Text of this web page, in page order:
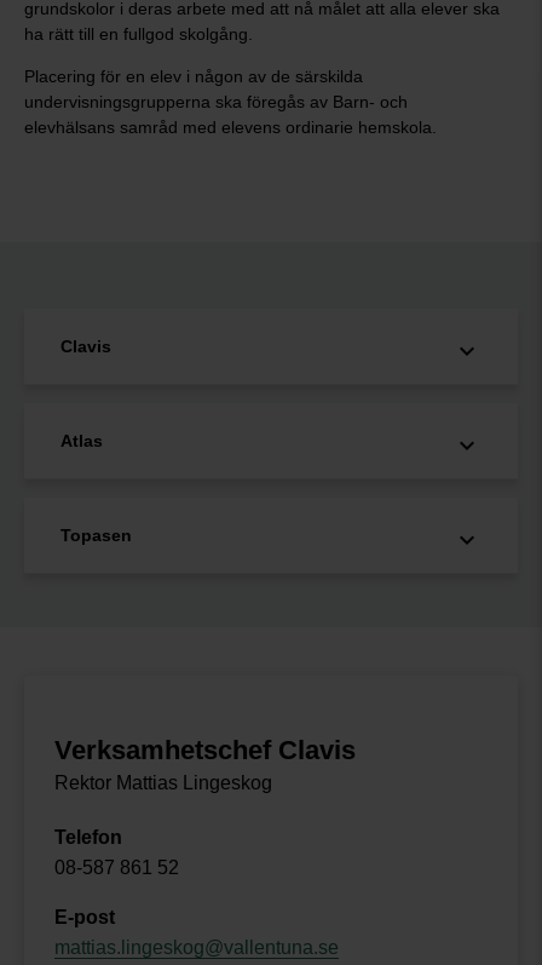
grundskolor i deras arbete med att nå målet att alla elever ska
ha rätt till en fullgod skolgång.
Placering för en elev i någon av de särskilda
undervisningsgrupperna ska föregås av Barn- och
elevhälsans samråd med elevens ordinarie hemskola.
Clavis
Atlas
Topasen
Verksamhetschef Clavis
Rektor Mattias Lingeskog
Telefon
08-587 861 52
E-post
mattias.lingeskog@vallentuna.se